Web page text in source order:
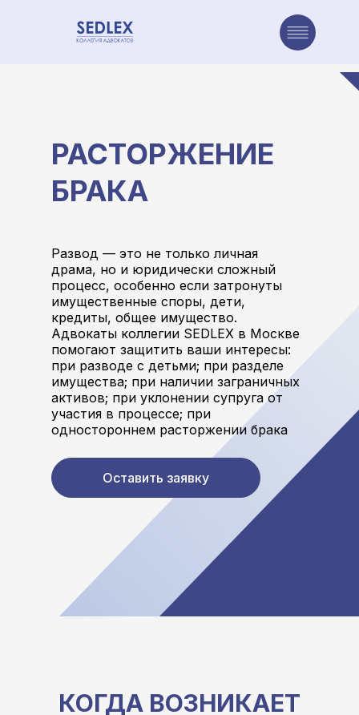
Проекты коллегии
РАСТОРЖЕНИЕ
БРАКА
Развод — это не только личная
драма, но и юридически сложный
процесс, особенно если затронуты
имущественные споры, дети,
кредиты, общее имущество.
Адвокаты коллегии SEDLEX в Москве
помогают защитить ваши интересы:
при разводе с детьми; при разделе
имущества; при наличии заграничных
активов; при уклонении супруга от
участия в процессе; при
одностороннем расторжении брака
Оставить заявку
КОГДА ВОЗНИКАЕТ